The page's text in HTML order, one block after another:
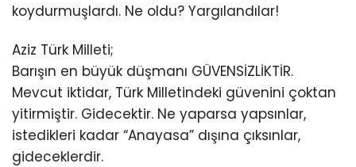
koydurmuşlardı. Ne oldu? Yargılandılar!
Aziz Türk Milleti;
Barışın en büyük düşmanı GÜVENSİZLİKTİR.
Mevcut iktidar, Türk Milletindeki güvenini çoktan
yitirmiştir. Gidecektir. Ne yaparsa yapsınlar,
istedikleri kadar “Anayasa” dışına çıksınlar,
gideceklerdir.